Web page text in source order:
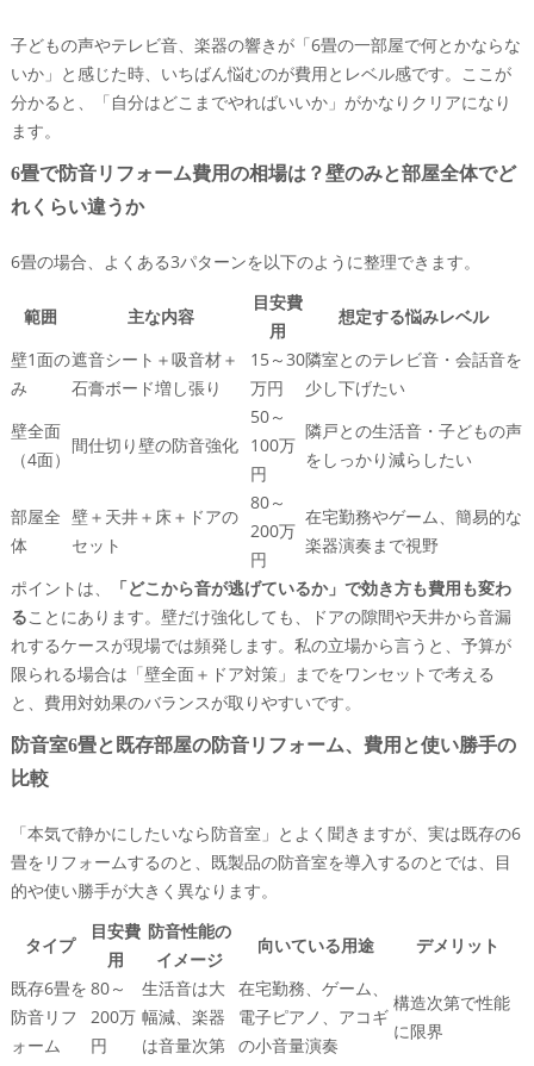
子どもの声やテレビ音、楽器の響きが「6畳の一部屋で何とかならな
いか」と感じた時、いちばん悩むのが費用とレベル感です。ここが
分かると、「自分はどこまでやればいいか」がかなりクリアになり
ます。
6畳で防音リフォーム費用の相場は？壁のみと部屋全体でど
れくらい違うか
6畳の場合、よくある3パターンを以下のように整理できます。
範囲 主な内容
目安費
用
想定する悩みレベル
壁1面の
み
遮音シート＋吸音材＋
石膏ボード増し張り
15～30
万円
隣室とのテレビ音・会話音を
少し下げたい
壁全面
（4面）
間仕切り壁の防音強化
50～
100万
円
隣戸との生活音・子どもの声
をしっかり減らしたい
部屋全
体
壁＋天井＋床＋ドアの
セット
80～
200万
円
在宅勤務やゲーム、簡易的な
楽器演奏まで視野
ポイントは、
「どこから音が逃げているか」で効き方も費用も変わ
ることにあります。壁だけ強化しても、ドアの隙間や天井から音漏
れするケースが現場では頻発します。私の立場から言うと、予算が
限られる場合は「壁全面＋ドア対策」までをワンセットで考える
と、費用対効果のバランスが取りやすいです。
防音室6畳と既存部屋の防音リフォーム、費用と使い勝手の
比較
「本気で静かにしたいなら防音室」とよく聞きますが、実は既存の6
畳をリフォームするのと、既製品の防音室を導入するのとでは、目
的や使い勝手が大きく異なります。
タイプ
目安費
用
防音性能の
イメージ
向いている用途
デメリット
既存6畳を
防音リフ
ォーム
80～
200万
円
生活音は大
幅減、楽器
は音量次第
在宅勤務、ゲーム、
電子ピアノ、アコギ
の小音量演奏
構造次第で性能
に限界